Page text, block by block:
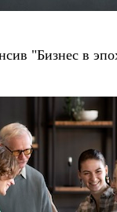
"Бизнес в